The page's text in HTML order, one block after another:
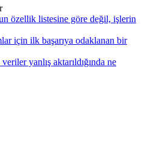
özellik listesine göre değil, işlerin
için ilk başarıya odaklanan bir
yanlış aktarıldığında ne